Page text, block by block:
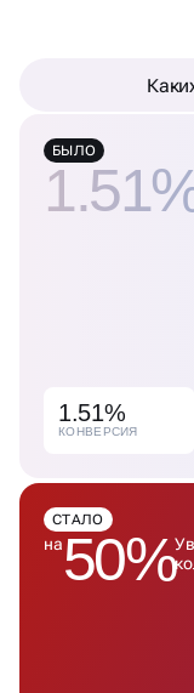
БЫЛО
1.51%
КОНВЕРСИЯ
СТАЛО
на50%